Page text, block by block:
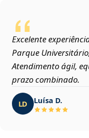
Excelente
Parque
Atendimento ágil,
prazo combinado.
LD Luísa D.